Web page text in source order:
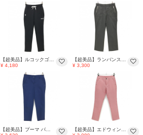
【超美品】ルコックゴルフ パンツ 黒×白 ロゴ刺しゅう ウエスト後ろゴム 調節紐 レディース S ゴルフウェア le coq sportif
¥ 4,180
【超美品】ランバンスポール パンツ ダークグレー×白 ストライプ バックロゴ ウエストゴム レディース 38(M) ゴルフウェア LANVIN SPORT
¥ 3,300
【超美品】プーマ パンツ ネイビー×ネイビーグレー系 ドット柄 バックロゴ レディース M ゴルフウェア PUMA
【超美品】エドウィンゴルフ パンツ レッド×白 チェック柄 サッカー生地 バックロゴ レディース M ゴルフウェア EDWIN GOLF